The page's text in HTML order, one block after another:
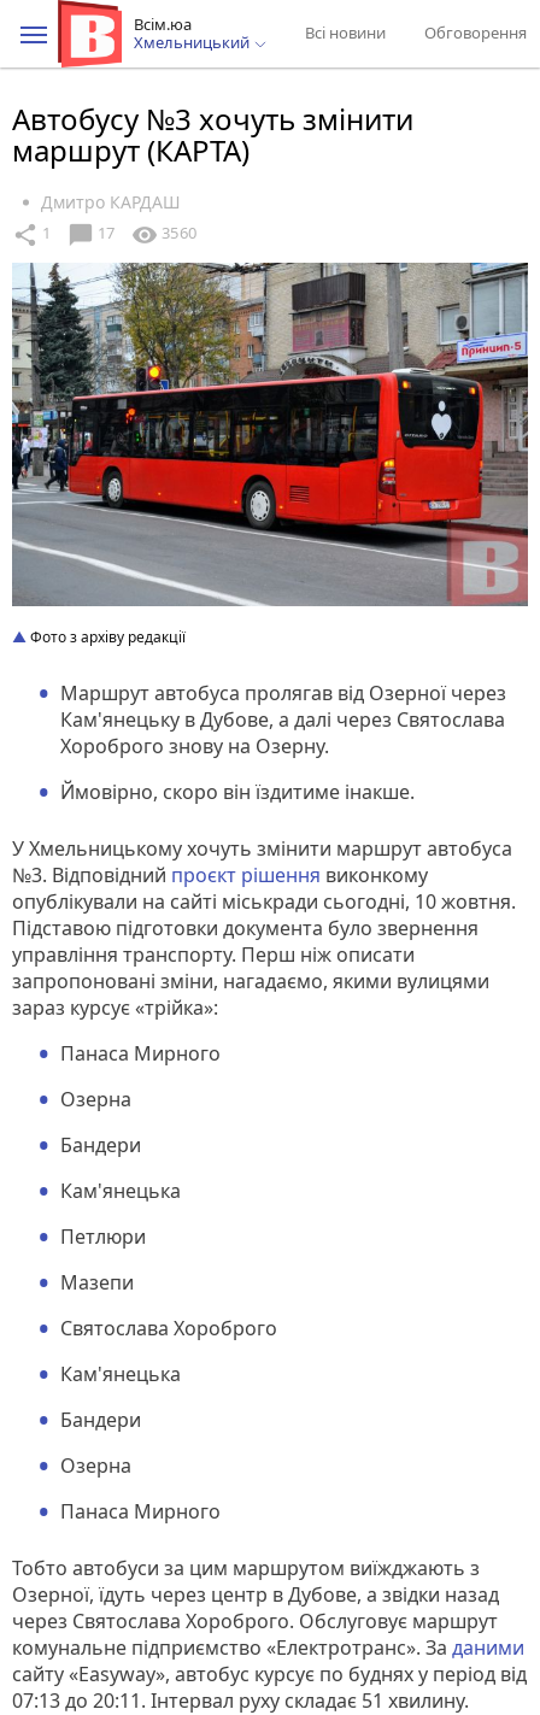
Всім.юа
Хмельницький
Всі новини Обговорення
Автобусу №3 хочуть змінити
маршрут (КАРТА)
Дмитро КАРДАШ
share 1 chat_bubble 17 visibility 3560
Фото з архіву редакції
Маршрут автобуса пролягав від Озерної через
Кам'янецьку в Дубове, а далі через Святослава
Хороброго знову на Озерну.
Ймовірно, скоро він їздитиме інакше.
У Хмельницькому хочуть змінити маршрут автобуса
№3. Відповідний проєкт рішення виконкому
опублікували на сайті міськради сьогодні, 10 жовтня.
Підставою підготовки документа було звернення
управління транспорту. Перш ніж описати
запропоновані зміни, нагадаємо, якими вулицями
зараз курсує «трійка»:
Панаса Мирного
Озерна
Бандери
Кам'янецька
Петлюри
Мазепи
Святослава Хороброго
Кам'янецька
Бандери
Озерна
Панаса Мирного
Тобто автобуси за цим маршрутом виїжджають з
Озерної, їдуть через центр в Дубове, а звідки назад
через Святослава Хороброго. Обслуговує маршрут
комунальне підприємство «Електротранс». За даними
сайту «Easyway», автобус курсує по буднях у період від
07:13 до 20:11. Інтервал руху складає 51 хвилину.